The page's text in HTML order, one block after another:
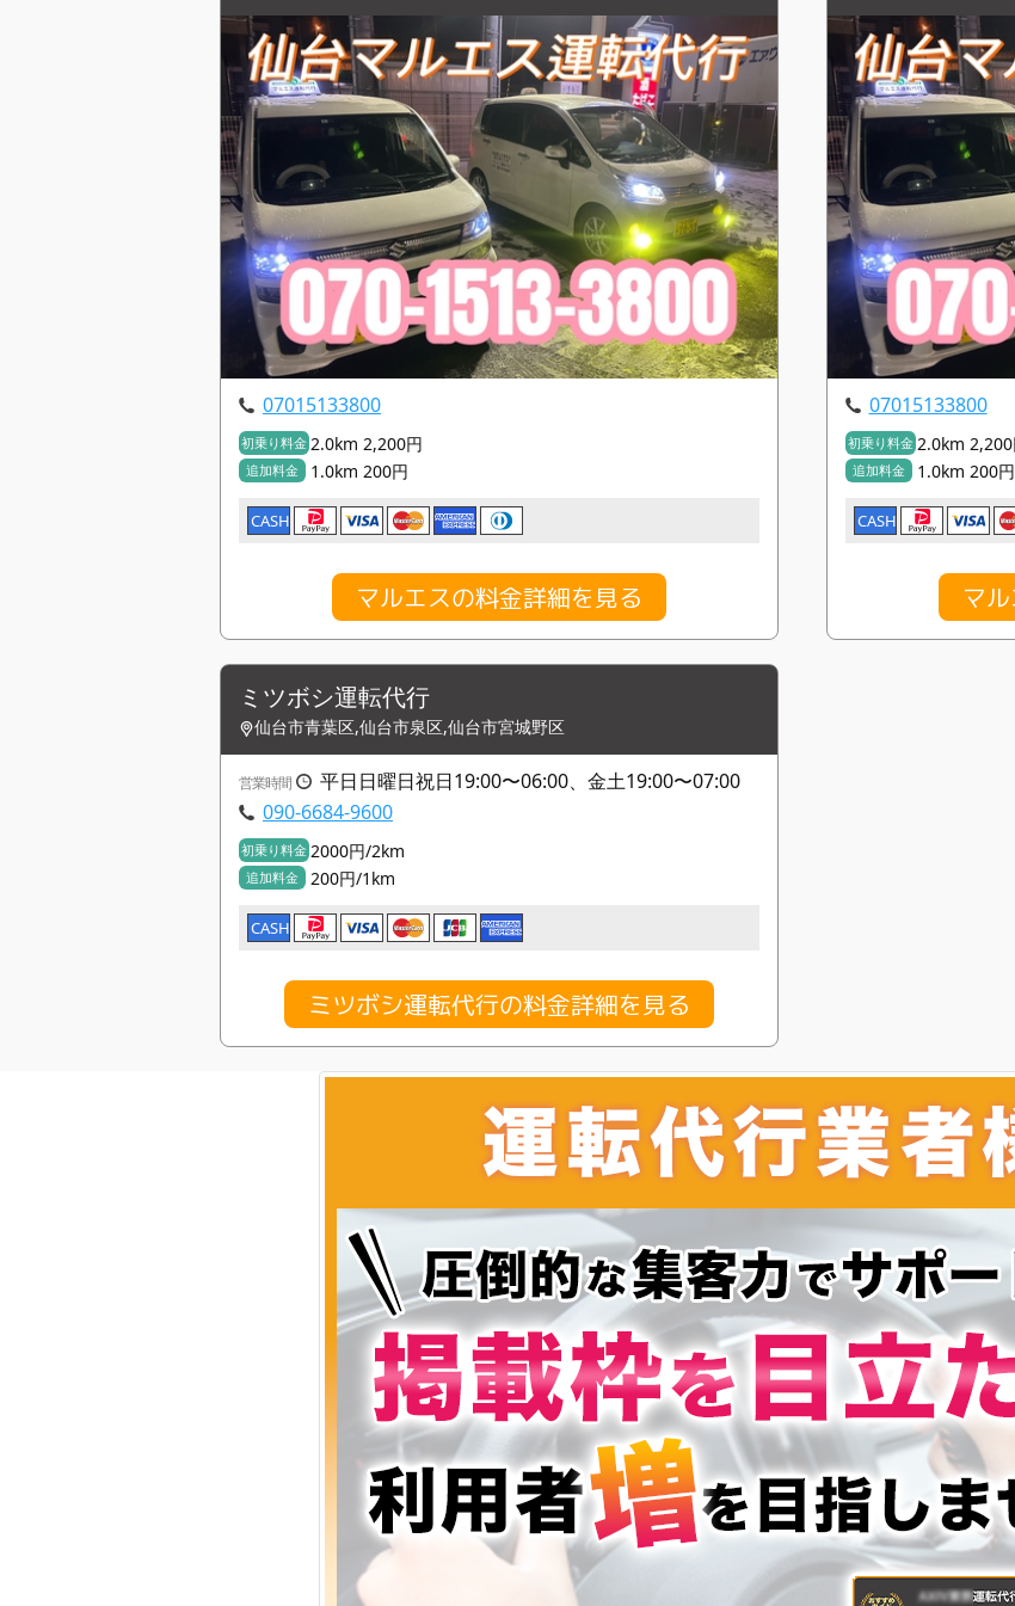
07015133800
初乗り料金 2.0km 2,200円
追加料金 1.0km 200円
CASH
マルエスの料金詳細を見る
07015133800
初乗り料金 2.0km 2,200
追加料金 1.0km 200円
CASH
マ
ミツボシ運転代行
仙台市青葉区,仙台市泉区,仙台市宮城野区
営業時間
平日日曜日祝日19:00〜06:00、金土19:00〜07:00
090-6684-9600
初乗り料金 2000円/2km
追加料金 200円/1km
CASH
ミツボシ運転代行の料金詳細を見る